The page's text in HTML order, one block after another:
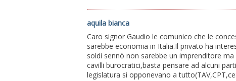
aquila bianca
Caro signor Gaudio le comunico che le
sarebbe economia in Italia.Il privato ha
soldi sennò non sarebbe un imprenditore
cavilli burocratici,basta pensare ad alcuni
legislatura si opponevano a